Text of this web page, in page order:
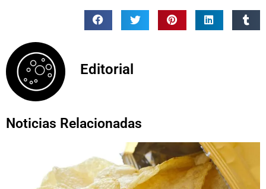
Editorial
Noticias Relacionadas